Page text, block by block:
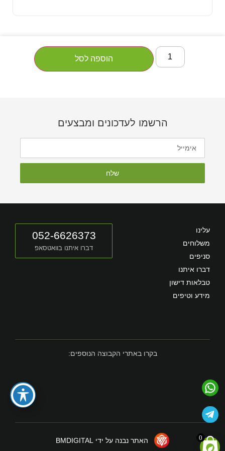
הוספה לסל
הרשמו לעדכונים ומבצעים
שלח
עלינו
משלוחים
סניפים
דברו איתנו
טבלאות דישון
מידע וטיפים
052-6626373
דברו איתנו בוואטסאפ
בקרו באתרי הקבוצה הנוספים:
האתר נבנה על ידי BMDIGITAL 0